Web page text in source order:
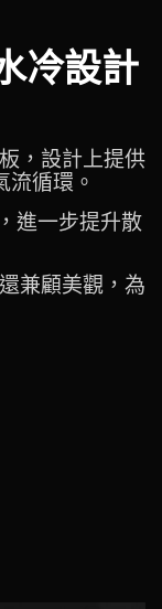
冷設計
，設計上提供
循環。
進一步提升散
兼顧美觀，為